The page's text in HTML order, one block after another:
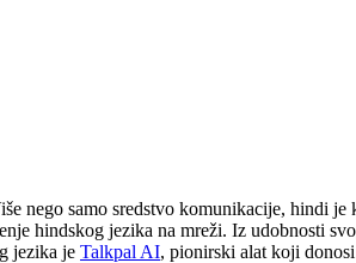
nego samo sredstvo komunikacije, hindi je
hindskog jezika na mreži. Iz udobnosti
jezika je Talkpal AI, pionirski alat koji